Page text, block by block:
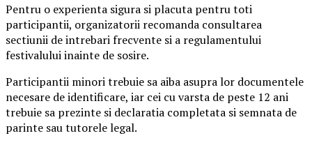
Pentru o experienta sigura si placuta pentru toti
participantii, organizatorii recomanda consultarea
sectiunii de intrebari frecvente si a regulamentului
festivalului inainte de sosire.
Participantii minori trebuie sa aiba asupra lor documentele
necesare de identificare, iar cei cu varsta de peste 12 ani
trebuie sa prezinte si declaratia completata si semnata de
parinte sau tutorele legal.